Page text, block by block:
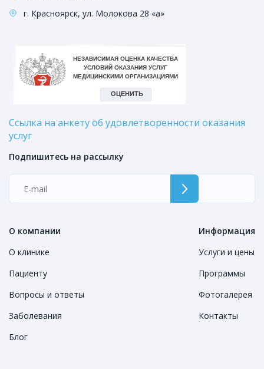
г. Красноярск, ул. Молокова 28 «а»
Ссылка на анкету об удовлетворенности оказания
услуг
О компании
О клинике
Пациенту
Вопросы и ответы
Заболевания
Блог
Информация
Услуги и цены
Программы
Фотогалерея
Контакты
Подпишитесь на рассылку